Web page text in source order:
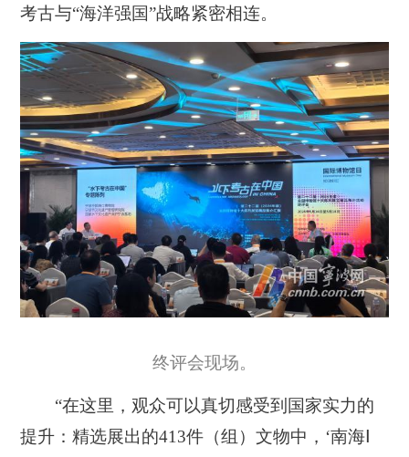
考古与“海洋强国”战略紧密相连。
终评会现场。
“在这里，观众可以真切感受到国家实力的
提升：精选展出的413件（组）文物中，‘南海Ⅰ